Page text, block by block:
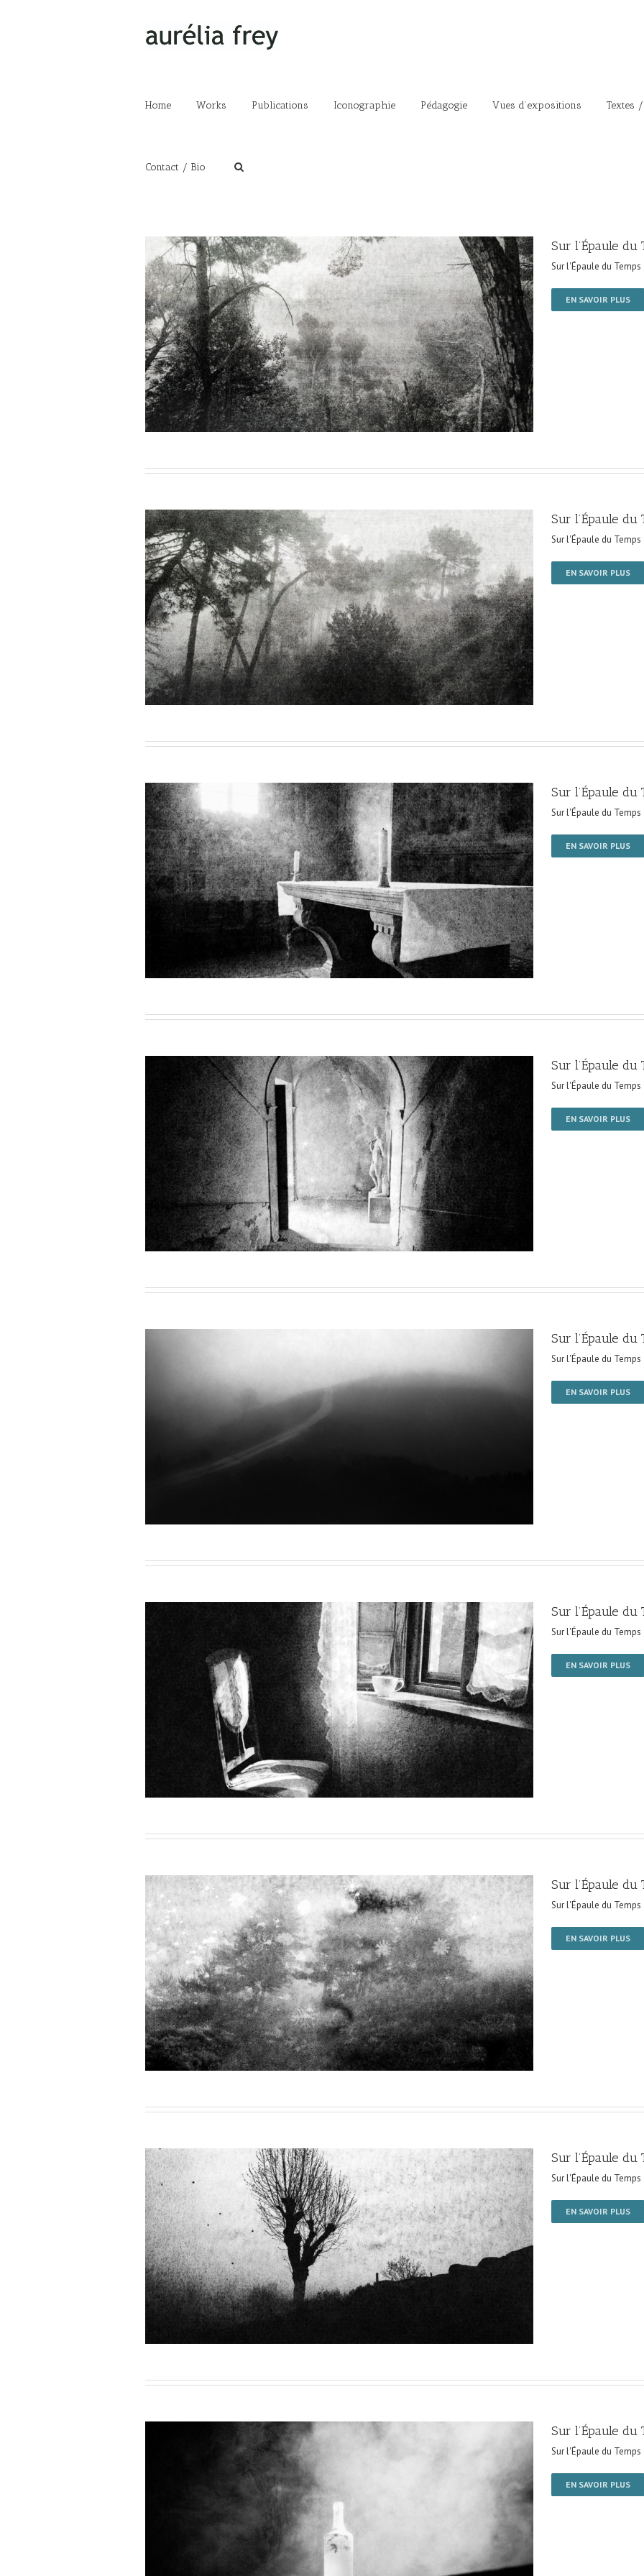
Home Works Publications Iconographie Pédagogie Vues d’expositions Textes
Contact / Bio
Sur l’Épaule du
Sur l'Épaule du Temps
EN SAVOIR PLUS
Sur l’Épaule du
Sur l'Épaule du Temps
EN SAVOIR PLUS
Sur l’Épaule du
Sur l'Épaule du Temps
EN SAVOIR PLUS
Sur l’Épaule du
Sur l'Épaule du Temps
EN SAVOIR PLUS
Sur l’Épaule du
Sur l'Épaule du Temps
EN SAVOIR PLUS
Sur l’Épaule du
Sur l'Épaule du Temps
EN SAVOIR PLUS
Sur l’Épaule du
Sur l'Épaule du Temps
EN SAVOIR PLUS
Sur l’Épaule du
Sur l'Épaule du Temps
EN SAVOIR PLUS
Sur l’Épaule du
Sur l'Épaule du Temps
EN SAVOIR PLUS